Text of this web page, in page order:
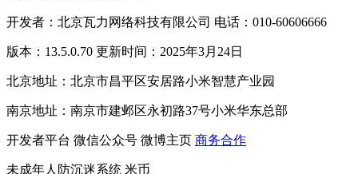
开发者：北京瓦力网络科技有限公司 电话：010-60606666
版本：13.5.0.70 更新时间：2025年3月24日
北京地址：北京市昌平区安居路小米智慧产业园
南京地址：南京市建邺区永初路37号小米华东总部
开发者平台 微信公众号 微博主页 商务合作
未成年人防沉迷系统 米币